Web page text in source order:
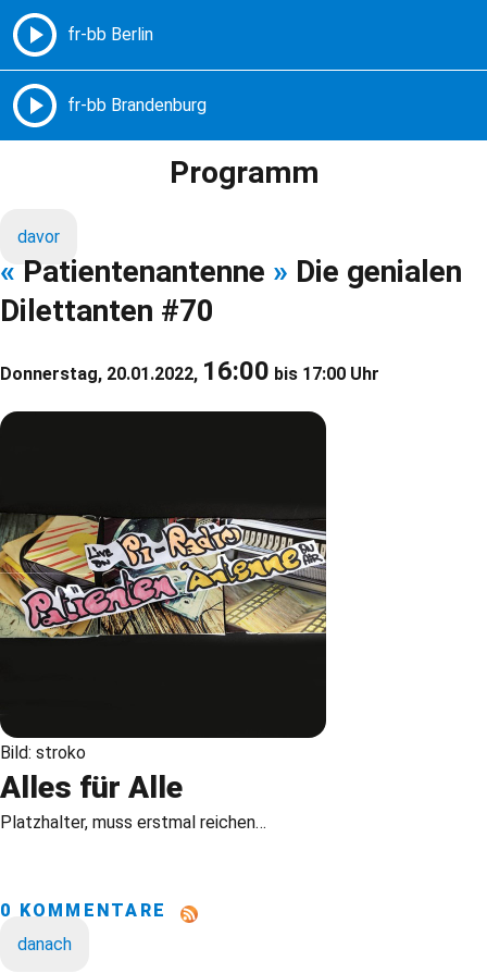
Freie Radios – Berlin Brandenburg
Programm
davor
« Patientenantenne » Die genialen
Dilettanten #70
Donnerstag, 20.01.2022, 16:00 bis 17:00 Uhr
Bild: stroko
Alles für Alle
Platzhalter, muss erstmal reichen…
0 KOMMENTARE
danach